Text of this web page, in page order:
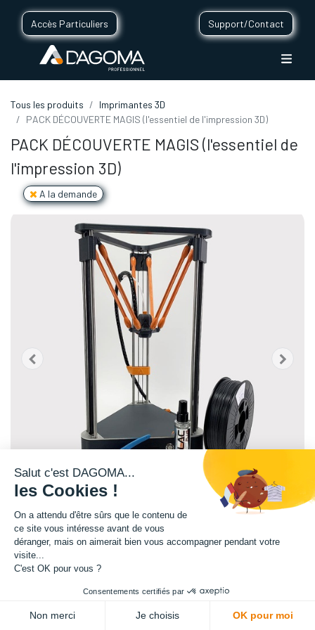
Accès Particuliers Support/Contact
Tous les produits
Imprimantes 3D
PACK DÉCOUVERTE MAGIS (l'essentiel de l'impression 3D)
PACK DÉCOUVERTE MAGIS (l'essentiel de
l'impression 3D)
A la demande
Découvrez l'impression 3D avec les bons outils !
Stop à la recherche sur les sites internet, les blogs et les réseaux
DAGOMA a construit ce pack "DÉCOUVERTE" composé de produits
Salut c'est DAGOMA...
les Cookies !
On a attendu d'être sûrs que le contenu de
ce site vous intéresse avant de vous
déranger, mais on aimerait bien vous accompagner pendant votre
visite...
C'est OK pour vous ?
Consentements certifiés par
Non merci Je choisis OK pour moi